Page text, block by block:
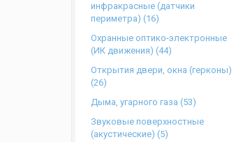
инфракрасные (датчики
периметра) (16)
Oхранные оптико-электронные
(ИК движения) (44)
Открытия двери, окна (герконы)
(26)
Дыма, угарного газа (53)
Звуковые поверхностные
(акустические) (5)